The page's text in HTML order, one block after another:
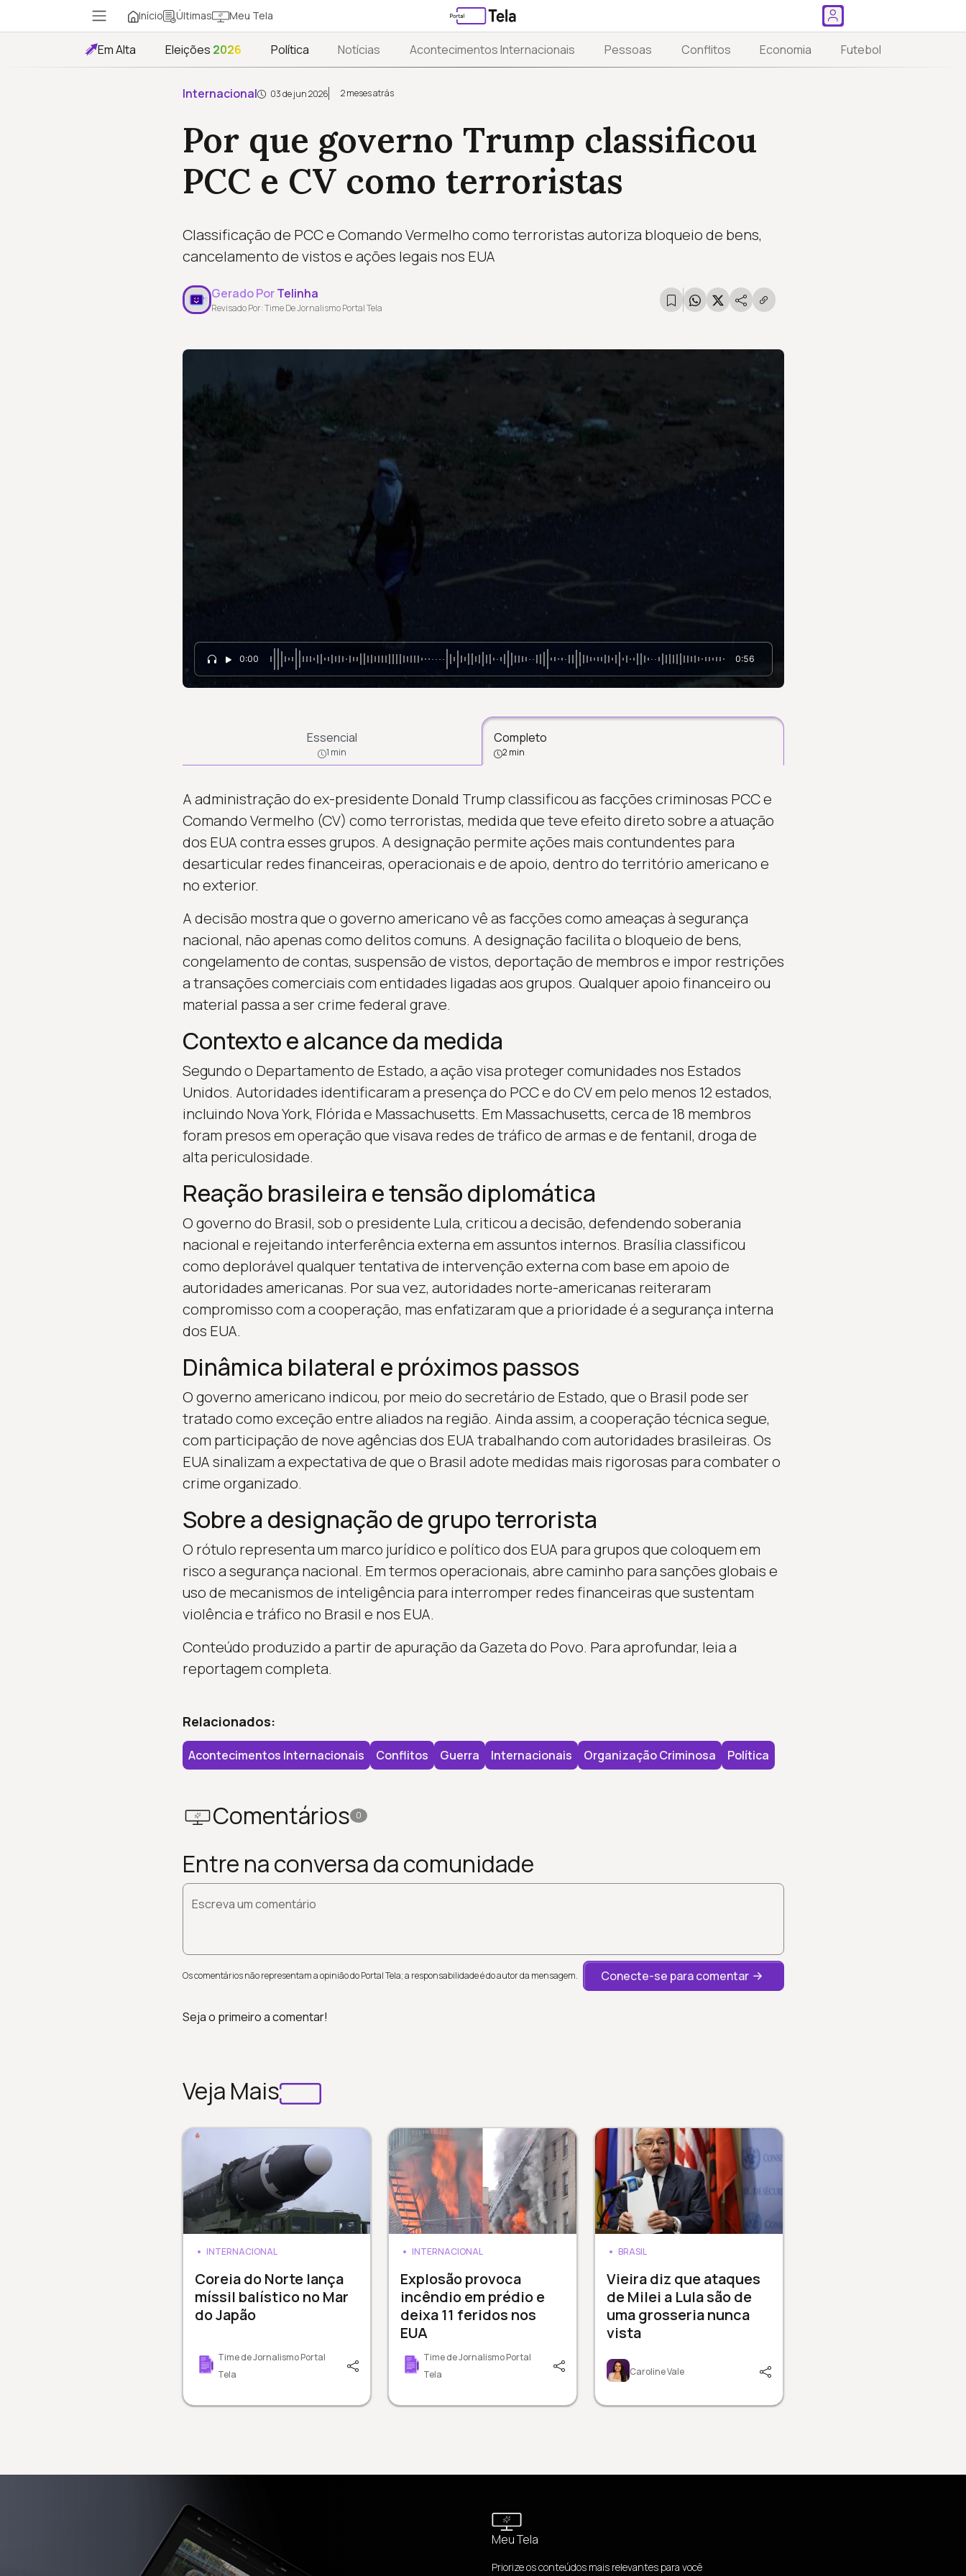
Início Últimas Meu Tela
Em Alta Eleições 2026 Política Notícias Acontecimentos Internacionais Pessoas Conflitos Economia Futebol
Internacional 03 de jun 2026 2 meses atrás
Por que governo Trump classificou
PCC e CV como terroristas
Classificação de PCC e Comando Vermelho como terroristas autoriza bloqueio de bens,
cancelamento de vistos e ações legais nos EUA
Gerado PorTelinha
Revisado Por: Time De Jornalismo Portal Tela
0:00 0:56
Essencial
1 min
Completo
2 min
A administração do ex-presidente Donald Trump classificou as facções criminosas PCC e
Comando Vermelho (CV) como terroristas, medida que teve efeito direto sobre a atuação
dos EUA contra esses grupos. A designação permite ações mais contundentes para
desarticular redes financeiras, operacionais e de apoio, dentro do território americano e
no exterior.
A decisão mostra que o governo americano vê as facções como ameaças à segurança
nacional, não apenas como delitos comuns. A designação facilita o bloqueio de bens,
congelamento de contas, suspensão de vistos, deportação de membros e impor restrições
a transações comerciais com entidades ligadas aos grupos. Qualquer apoio financeiro ou
material passa a ser crime federal grave.
Contexto e alcance da medida
Segundo o Departamento de Estado, a ação visa proteger comunidades nos Estados
Unidos. Autoridades identificaram a presença do PCC e do CV em pelo menos 12 estados,
incluindo Nova York, Flórida e Massachusetts. Em Massachusetts, cerca de 18 membros
foram presos em operação que visava redes de tráfico de armas e de fentanil, droga de
alta periculosidade.
Reação brasileira e tensão diplomática
O governo do Brasil, sob o presidente Lula, criticou a decisão, defendendo soberania
nacional e rejeitando interferência externa em assuntos internos. Brasília classificou
como deplorável qualquer tentativa de intervenção externa com base em apoio de
autoridades americanas. Por sua vez, autoridades norte-americanas reiteraram
compromisso com a cooperação, mas enfatizaram que a prioridade é a segurança interna
dos EUA.
Dinâmica bilateral e próximos passos
O governo americano indicou, por meio do secretário de Estado, que o Brasil pode ser
tratado como exceção entre aliados na região. Ainda assim, a cooperação técnica segue,
com participação de nove agências dos EUA trabalhando com autoridades brasileiras. Os
EUA sinalizam a expectativa de que o Brasil adote medidas mais rigorosas para combater o
crime organizado.
Sobre a designação de grupo terrorista
O rótulo representa um marco jurídico e político dos EUA para grupos que coloquem em
risco a segurança nacional. Em termos operacionais, abre caminho para sanções globais e
uso de mecanismos de inteligência para interromper redes financeiras que sustentam
violência e tráfico no Brasil e nos EUA.
Conteúdo produzido a partir de apuração da Gazeta do Povo. Para aprofundar, leia a
reportagem completa.
Relacionados:
Acontecimentos Internacionais Conflitos Guerra Internacionais Organização Criminosa Política
Comentários 0
Entre na conversa da comunidade
Escreva um comentário
Os comentários não representam a opinião do Portal Tela; a responsabilidade é do autor da mensagem. Conecte-se para comentar
Seja o primeiro a comentar!
Veja Mais
INTERNACIONAL
Coreia do Norte lança
míssil balístico no Mar
do Japão
Time de Jornalismo Portal
Tela
INTERNACIONAL
Explosão provoca
incêndio em prédio e
deixa 11 feridos nos
EUA
Time de Jornalismo Portal
Tela
BRASIL
Vieira diz que ataques
de Milei a Lula são de
uma grosseria nunca
vista
Caroline Vale
Meu Tela
Priorize os conteúdos mais relevantes para você